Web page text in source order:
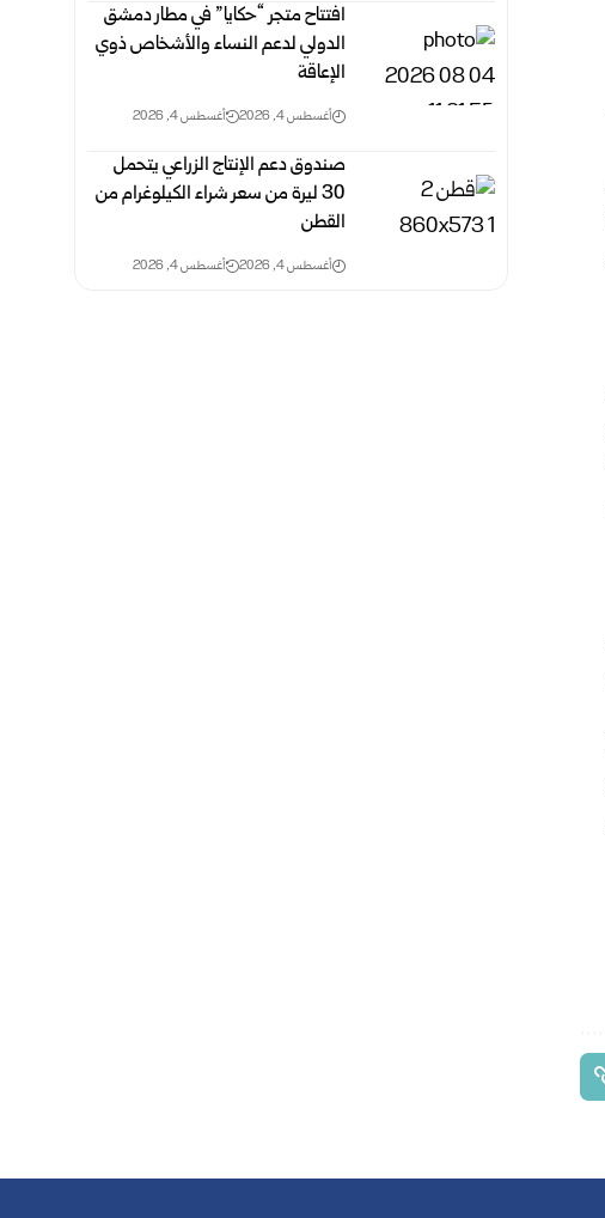
افتتاح متجر “حكايا” في مطار دمشق
الدولي لدعم النساء والأشخاص ذوي
الإعاقة
أغسطس 4, 2026 أغسطس 4, 2026
صندوق دعم الإنتاج الزراعي يتحمل
30 ليرة من سعر شراء الكيلوغرام من
‏القطن
أغسطس 4, 2026 أغسطس 4, 2026